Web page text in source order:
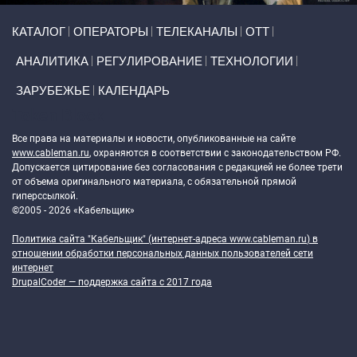
КАТАЛОГ ОПЕРАТОРЫ ТЕЛЕКАНАЛЫ ОТТ
АНАЛИТИКА РЕГУЛИРОВАНИЕ ТЕХНОЛОГИИ
ЗАРУБЕЖЬЕ КАЛЕНДАРЬ
Все права на материалы и новости, опубликованные на сайте
www.cableman.ru, охраняются в соответствии с законодательством РФ.
Допускается цитирование без согласования с редакцией не более трети
от объема оригинального материала, с обязательной прямой
гиперссылкой.
©2005 - 2026 «Кабельщик»
Политика сайта "Кабельщик" (интернет-адреса www.cableman.ru) в
отношении обработки персональных данных пользователей сети
интернет
DrupalCoder — поддержка сайта c 2017 года